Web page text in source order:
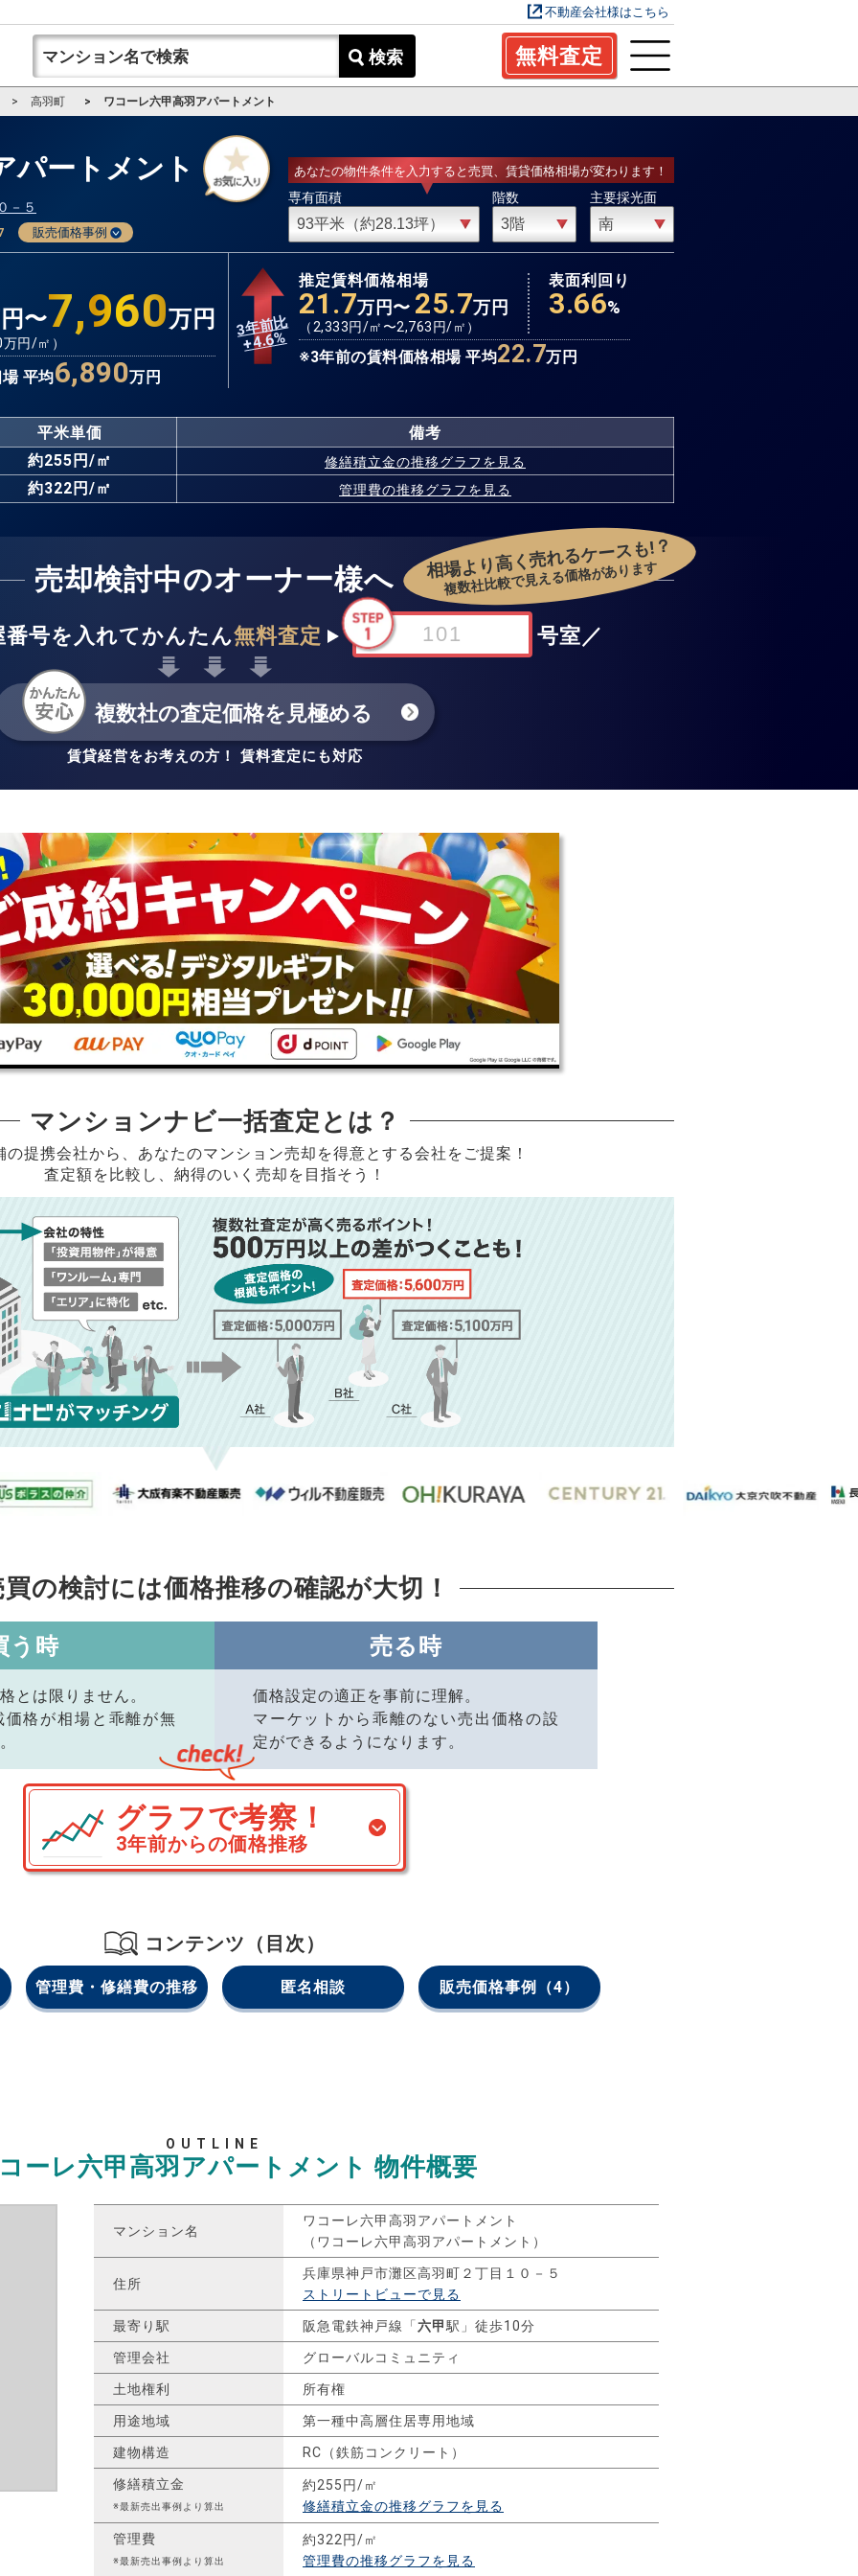
不動産会社様はこちら
検索 無料査定
高羽町 ワコーレ六甲高羽アパートメント
パートメント
－５
販売価格事例
あなたの物件条件を入力すると売買、賃貸価格相場が変わります！
専有面積 階数 主要採光面
〜7,960万円
万円/㎡）
平均6,890万円
3年前比
+4.6%
推定賃料価格相場
21.7万円〜 25.7万円
（ 2,333円/㎡〜2,763円/㎡）
表面利回り
3.66%
※3年前の賃料価格相場 平均22.7万円
平米単価
備考
約255円/㎡
修繕積立金の推移グラフを見る
約322円/㎡ 管理費の推移グラフを見る
売却検討中のオーナー様へ
号を入れてかんたん無料査定 号室 ／
複数社の査定価格を見極める
相場より高く売れるケースも!？
複数社比較で見える価格があります
賃貸経営をお考えの方！ 賃料査定にも対応
マンションナビ一括査定とは？
提携会社から、 あなたのマンション売却を得意とする会社をご提案！
査定額を比較し、納得のいく売却を目指そう！
買の検討には価格推移の確認が大切！
う時
とは限りません。
格が相場と乖離が無
売る時
価格設定の適正を事前に理解。
マーケットから乖離のない売出価格の設
定ができるようになります。
グラフで考察！
3年前からの価格推移
コンテンツ（目次）
管理費・修繕費の推移 匿名相談 販売価格事例 （4）
OUTLINE
ーレ六甲高羽アパートメント 物件概要
マンション名
ワコーレ六甲高羽アパートメント
（ワコーレ六甲高羽アパートメント）
住所
兵庫県神戸市灘区高羽町２丁目１０－５
ストリートビューで見る
最寄り駅 阪急電鉄神戸線「 六甲駅」徒歩10分
管理会社 グローバルコミュニティ
土地権利 所有権
用途地域 第一種中高層住居専用地域
建物構造 RC（鉄筋コンクリート）
修繕積立金
※最新売出事例より算出
約255円/㎡
修繕積立金の推移グラフを見る
管理費
※最新売出事例より算出
約322円/㎡
管理費の推移グラフを見る